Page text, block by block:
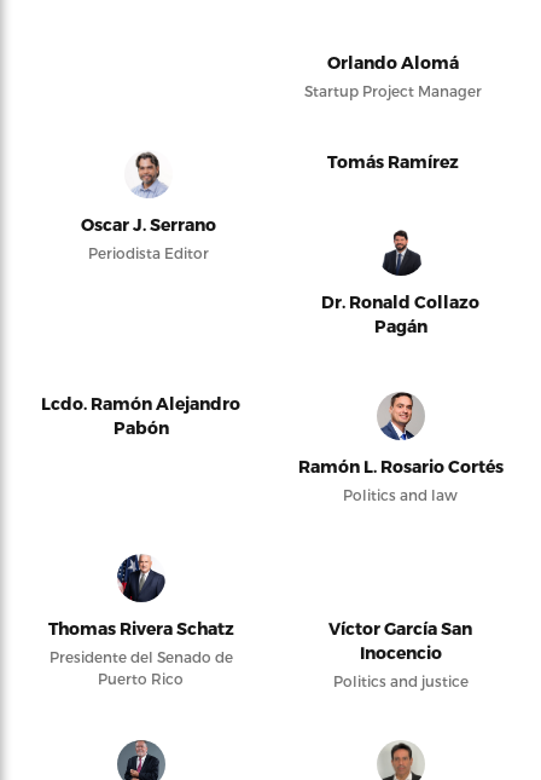
Orlando Alomá
Startup Project Manager
Oscar J. Serrano
Periodista Editor
Tomás Ramírez
Dr. Ronald Collazo
Pagán
Lcdo. Ramón Alejandro
Pabón
Ramón L. Rosario Cortés
Politics and law
Thomas Rivera Schatz
Presidente del Senado de
Puerto Rico
Víctor García San
Inocencio
Politics and justice